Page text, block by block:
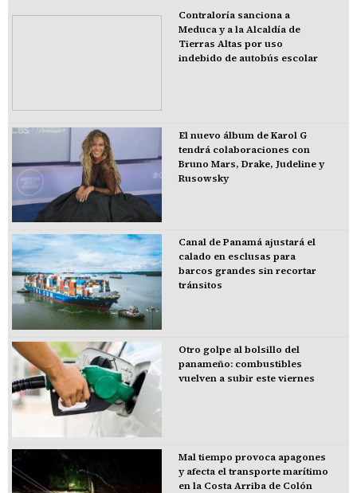
Contraloría sanciona a
Meduca y a la Alcaldía de
Tierras Altas por uso
indebido de autobús escolar
El nuevo álbum de Karol G
tendrá colaboraciones con
Bruno Mars, Drake, Judeline y
Rusowsky
Canal de Panamá ajustará el
calado en esclusas para
barcos grandes sin recortar
tránsitos
Otro golpe al bolsillo del
panameño: combustibles
vuelven a subir este viernes
Mal tiempo provoca apagones
y afecta el transporte marítimo
en la Costa Arriba de Colón